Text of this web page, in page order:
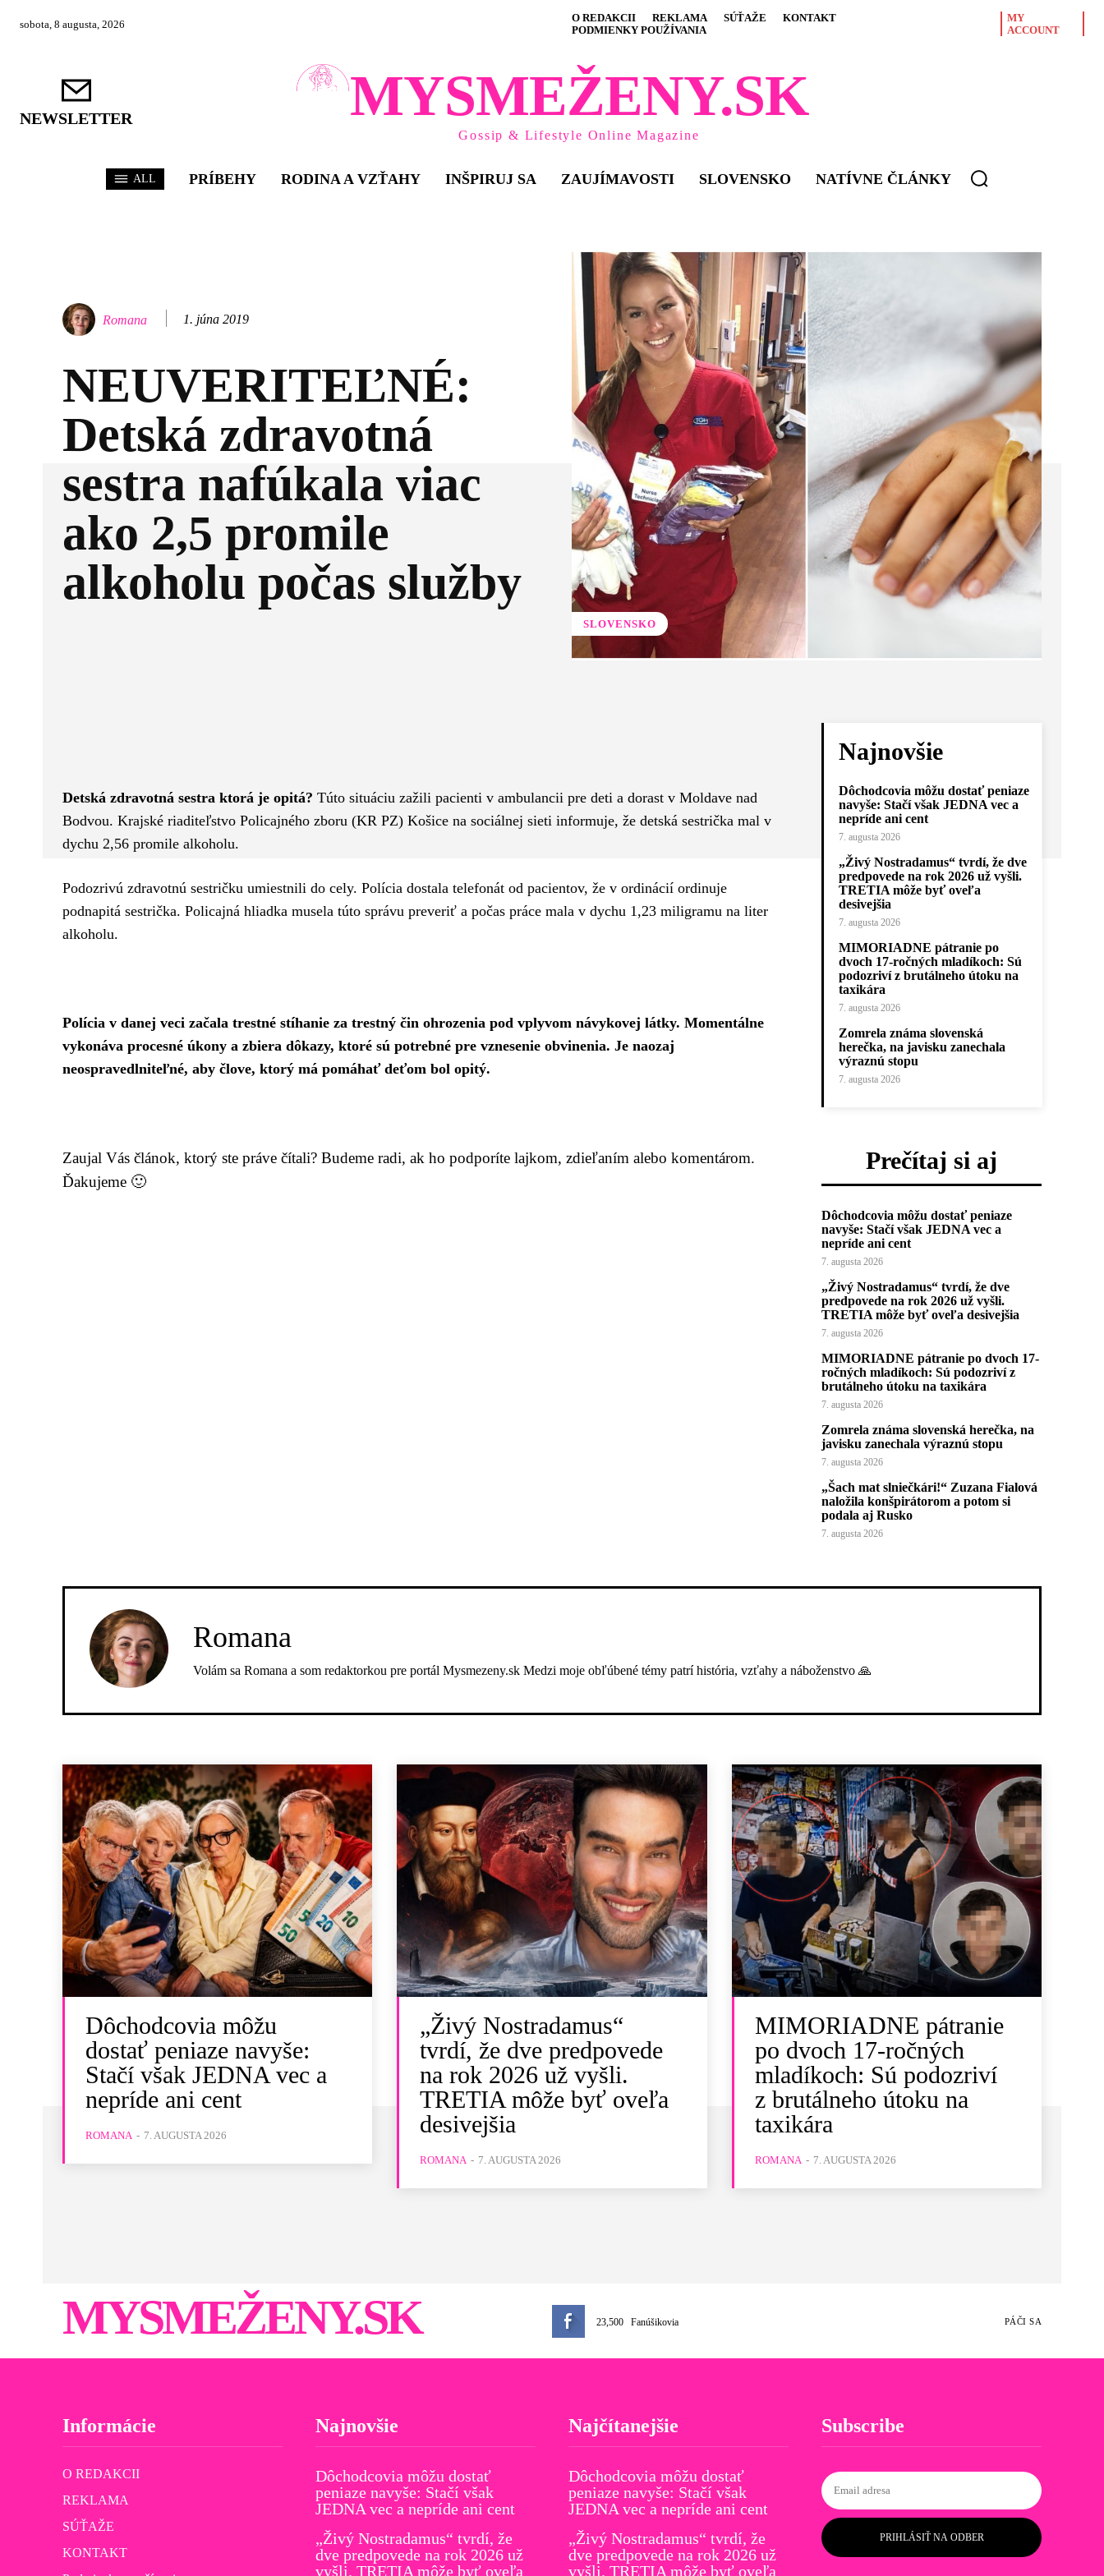
sobota, 8 augusta, 2026 O REDAKCII REKLAMA SÚŤAŽE
KONTAKT
PODMIENKY POUŽÍVANIA
MY
ACCOUNT
NEWSLETTER MYSMEŽENY.SK
Gossip & Lifestyle Online Magazine
ALL PRÍBEHY RODINA A VZŤAHY INŠPIRUJ SA ZAUJÍMAVOSTI SLOVENSKO NATÍVNE ČLÁNKY
Romana 1. júna 2019
NEUVERITEĽNÉ:
Detská zdravotná
sestra nafúkala viac
ako 2,5 promile
alkoholu počas služby
SLOVENSKO
Detská zdravotná sestra ktorá je opitá? Túto situáciu zažili pacienti v ambulancii pre deti a dorast v Moldave nad
Bodvou. Krajské riaditeľstvo Policajného zboru (KR PZ) Košice na sociálnej sieti informuje, že detská sestrička mal v
dychu 2,56 promile alkoholu.
Podozrivú zdravotnú sestričku umiestnili do cely. Polícia dostala telefonát od pacientov, že v ordinácií ordinuje
podnapitá sestrička. Policajná hliadka musela túto správu preveriť a počas práce mala v dychu 1,23 miligramu na liter
alkoholu.
Polícia v danej veci začala trestné stíhanie za trestný čin ohrozenia pod vplyvom návykovej látky. Momentálne
vykonáva procesné úkony a zbiera dôkazy, ktoré sú potrebné pre vznesenie obvinenia. Je naozaj
neospravedlniteľné, aby člove, ktorý má pomáhať deťom bol opitý.
Zaujal Vás článok, ktorý ste práve čítali? Budeme radi, ak ho podporíte lajkom, zdieľaním alebo komentárom.
Ďakujeme 🙂
Najnovšie
Dôchodcovia môžu dostať peniaze
navyše: Stačí však JEDNA vec a
nepríde ani cent
7. augusta 2026
„Živý Nostradamus“ tvrdí, že dve
predpovede na rok 2026 už vyšli.
TRETIA môže byť oveľa
desivejšia
7. augusta 2026
MIMORIADNE pátranie po
dvoch 17-ročných mladíkoch: Sú
podozriví z brutálneho útoku na
taxikára
7. augusta 2026
Zomrela známa slovenská
herečka, na javisku zanechala
výraznú stopu
7. augusta 2026
Prečítaj si aj
Dôchodcovia môžu dostať peniaze
navyše: Stačí však JEDNA vec a
nepríde ani cent
7. augusta 2026
„Živý Nostradamus“ tvrdí, že dve
predpovede na rok 2026 už vyšli.
TRETIA môže byť oveľa desivejšia
7. augusta 2026
MIMORIADNE pátranie po dvoch 17-
ročných mladíkoch: Sú podozriví z
brutálneho útoku na taxikára
7. augusta 2026
Zomrela známa slovenská herečka, na
javisku zanechala výraznú stopu
7. augusta 2026
„Šach mat slniečkári!“ Zuzana Fialová
naložila konšpirátorom a potom si
podala aj Rusko
7. augusta 2026
Romana
Volám sa Romana a som redaktorkou pre portál Mysmezeny.sk Medzi moje obľúbené témy patrí história, vzťahy a náboženstvo 🙏
Dôchodcovia môžu
dostať peniaze navyše:
Stačí však JEDNA vec a
nepríde ani cent
ROMANA - 7. AUGUSTA 2026
„Živý Nostradamus“
tvrdí, že dve predpovede
na rok 2026 už vyšli.
TRETIA môže byť oveľa
desivejšia
ROMANA - 7. AUGUSTA 2026
MIMORIADNE pátranie
po dvoch 17-ročných
mladíkoch: Sú podozriví
z brutálneho útoku na
taxikára
ROMANA - 7. AUGUSTA 2026
MYSMEŽENY.SK 23,500 Fanúšikovia PÁČI SA
Informácie
O REDAKCII
REKLAMA
SÚŤAŽE
KONTAKT
Najnovšie
Dôchodcovia môžu dostať
peniaze navyše: Stačí však
JEDNA vec a nepríde ani cent
„Živý Nostradamus“ tvrdí, že
dve predpovede na rok 2026 už
vyšli. TRETIA môže byť oveľa
Najčítanejšie
Dôchodcovia môžu dostať
peniaze navyše: Stačí však
JEDNA vec a nepríde ani cent
„Živý Nostradamus“ tvrdí, že
dve predpovede na rok 2026 už
vyšli. TRETIA môže byť oveľa
Subscribe
PRIHLÁSIŤ NA ODBER